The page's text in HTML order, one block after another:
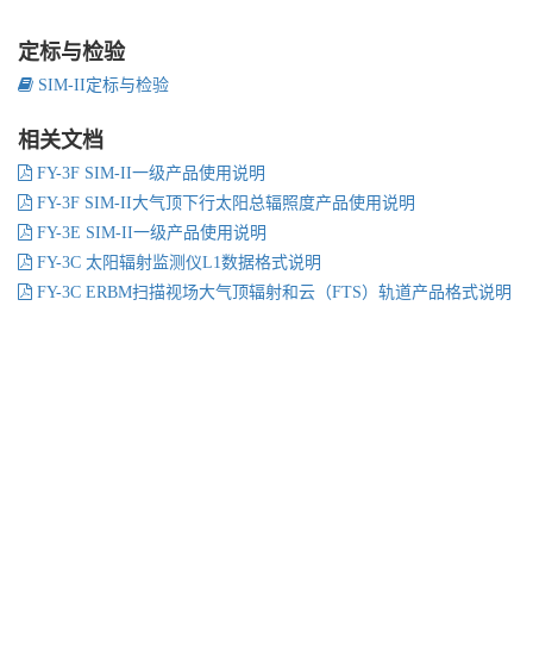
定标与检验
SIM-II定标与检验
相关文档
FY-3F SIM-II一级产品使用说明
FY-3F SIM-II大气顶下行太阳总辐照度产品使用说明
FY-3E SIM-II一级产品使用说明
FY-3C 太阳辐射监测仪L1数据格式说明
FY-3C ERBM扫描视场大气顶辐射和云（FTS）轨道产品格式说明